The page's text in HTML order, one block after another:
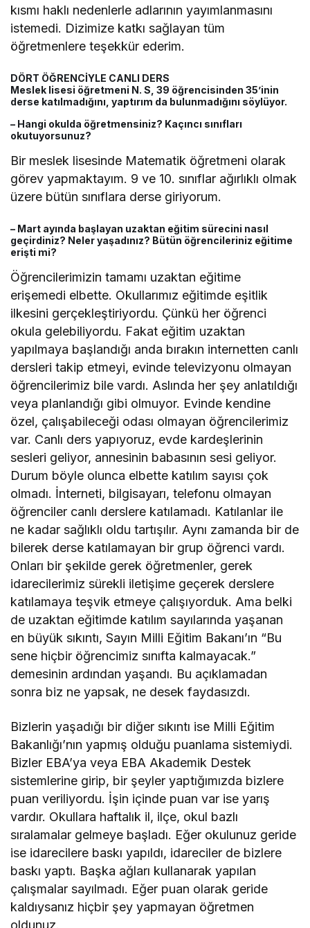
kısmı haklı nedenlerle adlarının yayımlanmasını
istemedi. Dizimize katkı sağlayan tüm
öğretmenlere teşekkür ederim.
DÖRT ÖĞRENCİYLE CANLI DERS
Meslek lisesi öğretmeni N. S, 39 öğrencisinden 35’inin
derse katılmadığını, yaptırım da bulunmadığını söylüyor.
– Hangi okulda öğretmensiniz? Kaçıncı sınıfları
okutuyorsunuz?
Bir meslek lisesinde Matematik öğretmeni olarak
görev yapmaktayım. 9 ve 10. sınıflar ağırlıklı olmak
üzere bütün sınıflara derse giriyorum.
– Mart ayında başlayan uzaktan eğitim sürecini nasıl
geçirdiniz? Neler yaşadınız? Bütün öğrencileriniz eğitime
erişti mi?
Öğrencilerimizin tamamı uzaktan eğitime
erişemedi elbette. Okullarımız eğitimde eşitlik
ilkesini gerçekleştiriyordu. Çünkü her öğrenci
okula gelebiliyordu. Fakat eğitim uzaktan
yapılmaya başlandığı anda bırakın internetten canlı
dersleri takip etmeyi, evinde televizyonu olmayan
öğrencilerimiz bile vardı. Aslında her şey anlatıldığı
veya planlandığı gibi olmuyor. Evinde kendine
özel, çalışabileceği odası olmayan öğrencilerimiz
var. Canlı ders yapıyoruz, evde kardeşlerinin
sesleri geliyor, annesinin babasının sesi geliyor.
Durum böyle olunca elbette katılım sayısı çok
olmadı. İnterneti, bilgisayarı, telefonu olmayan
öğrenciler canlı derslere katılamadı. Katılanlar ile
ne kadar sağlıklı oldu tartışılır. Aynı zamanda bir de
bilerek derse katılamayan bir grup öğrenci vardı.
Onları bir şekilde gerek öğretmenler, gerek
idarecilerimiz sürekli iletişime geçerek derslere
katılamaya teşvik etmeye çalışıyorduk. Ama belki
de uzaktan eğitimde katılım sayılarında yaşanan
en büyük sıkıntı, Sayın Milli Eğitim Bakanı’ın “Bu
sene hiçbir öğrencimiz sınıfta kalmayacak.”
demesinin ardından yaşandı. Bu açıklamadan
sonra biz ne yapsak, ne desek faydasızdı.
Bizlerin yaşadığı bir diğer sıkıntı ise Milli Eğitim
Bakanlığı’nın yapmış olduğu puanlama sistemiydi.
Bizler EBA’ya veya EBA Akademik Destek
sistemlerine girip, bir şeyler yaptığımızda bizlere
puan veriliyordu. İşin içinde puan var ise yarış
vardır. Okullara haftalık il, ilçe, okul bazlı
sıralamalar gelmeye başladı. Eğer okulunuz geride
ise idarecilere baskı yapıldı, idareciler de bizlere
baskı yaptı. Başka ağları kullanarak yapılan
çalışmalar sayılmadı. Eğer puan olarak geride
kaldıysanız hiçbir şey yapmayan öğretmen
oldunuz.